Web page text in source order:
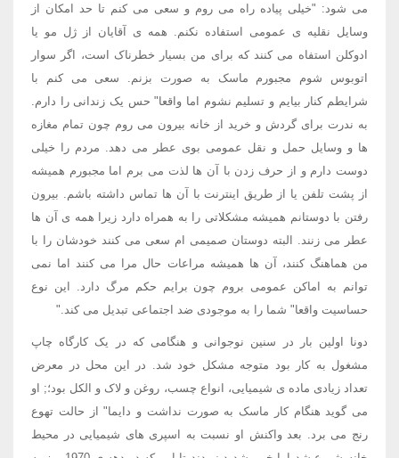
می شود: "خیلی پیاده راه می روم و سعی می کنم تا حد امکان از
وسایل نقلیه ی عمومی استفاده نکنم. همه ی آقایان از ژل مو یا
ادوکلن استفاه می کنند که برای من بسیار خطرناک است، اگر سوار
اتوبوس شوم مجبورم ماسک به صورت بزنم. سعی می کنم با
شرایطم کنار بیایم و تسلیم نشوم اما واقعا" حس یک زندانی را دارم.
به ندرت برای گردش و خرید از خانه بیرون می روم چون تمام مغازه
ها و وسایل حمل و نقل عمومی بوی عطر می دهد. مردم را خیلی
دوست دارم و از حرف زدن با آن ها لذت می برم اما مجبورم همیشه
از پشت تلفن یا از طریق اینترنت با آن ها تماس داشته باشم. بیرون
رفتن با دوستانم همیشه مشکلاتی را به همراه دارد زیرا همه ی آن ها
عطر می زنند. البته دوستان صمیمی ام سعی می کنند خودشان را با
من هماهنگ کنند، آن ها همیشه مراعات حال مرا می کنند اما نمی
توانم به اماکن عمومی بروم چون برایم حکم مرگ دارد. این نوع
حساسیت واقعا" شما را به موجودی ضد اجتماعی تبدیل می کند."
دونا اولین بار در سنین نوجوانی و هنگامی که در یک کارگاه چاپ
مشغول به کار بود متوجه مشکل خود شد. در این محل در معرض
تعداد زیادی ماده ی شیمیایی، انواع چسب، روغن و لاک و الکل بود؛; او
می گوید هنگام کار ماسک به صورت نداشت و دایما" از حالت تهوع
رنج می برد. بعد واکنش او نسبت به اسپری های شیمیایی در محیط